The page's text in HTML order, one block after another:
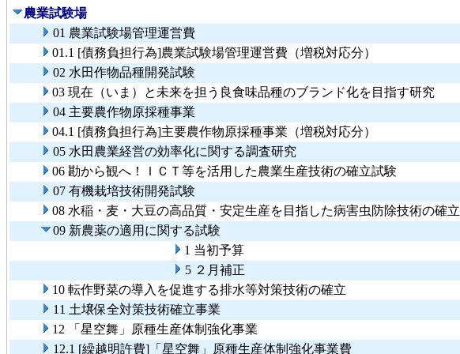
農業試験場
01 農業試験場管理運営費
01.1 [債務負担行為]農業試験場管理運営費（増税対応分）
02 水田作物品種開発試験
03 現在（いま）と未来を担う良食味品種のブランド化を目指す研究
04 主要農作物原採種事業
04.1 [債務負担行為]主要農作物原採種事業（増税対応分）
05 水田農業経営の効率化に関する調査研究
06 勘から観へ！ＩＣＴ等を活用した農業生産技術の確立試験
07 有機栽培技術開発試験
08 水稲・麦・大豆の高品質・安定生産を目指した病害虫防除技術の確立
09 新農薬の適用に関する試験
1 当初予算
5 ２月補正
10 転作野菜の導入を促進する排水等対策技術の確立
11 土壌保全対策技術確立事業
12 「星空舞」原種生産体制強化事業
12.1 [繰越明許費]「星空舞」原種生産体制強化事業費